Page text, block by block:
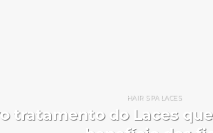
HAIR SPA LACES
tratamento do Laces